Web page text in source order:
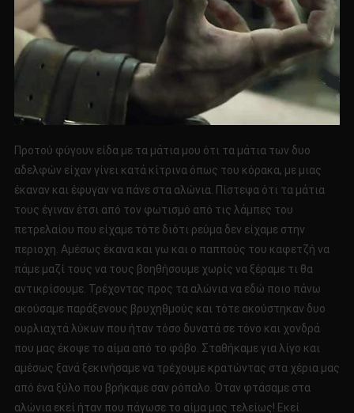
Προτού φύγουν είδα με τα μάτια μου ότι τα μάτια των δυο
αδελφών είχαν γίνει κατά κίτρινα όπως του κόρακα, με μιας
έκαναν και έφυγαν να πάνε στα αλώνια. Πίστεψα ότι τα μάτια
τους έγιναν έτσι από τον φωτισμό από τις λάμπες του
πετρελαίου που είχαμε τότε διότι ρεύμα δεν είχαμε στην
περιοχη. Αμέσως έκανα και γω και ο παππούς του καφετζή να
πάμε μαζί τους να τους βοηθήσουμε χωρίς να ξέραμε τι θα
αντικρίσουμε. Τρέχοντας προς τα αλώνια να εδώ ποιο πάνω
ακούσαμε παράξενους βρυχηθμούς και τότε ακούστηκαν δυο
ουρλιαχτά λύκων που ήταν τόσο δυνατά σε τόνο και χονδρά
που μας έκοψε το αίμα από το φόβο. Σταθήκαμε για λίγο και
αμέσως ξανά ξεκινήσαμε να τρέχουμε κρατώντας στα χέρια μας
από ένα ξύλο που βρήκαμε σαν ρόπαλο. Όταν φτάσαμε στα
αλώνια εκεί ήταν που πάγωσε το αίμα μας τελείως! Εκεί